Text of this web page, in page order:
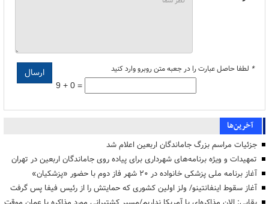
* لطفا حاصل عبارت را در جعبه متن روبرو وارد کنید
9 + 0 =
آخرین‌ها
جزئیات مراسم بزرگ جاماندگان اربعین اعلام شد
تمهیدات و ویژه برنامه‌های شهرداری برای پیاده روی جاماندگان اربعین در تهران
آغاز برنامه ملی پزشکی خانواده در ۲۰ شهر فاز دوم با حضور «پزشکیان»
آغاز سقوط اینفانتینو/ ولز اولین کشوری که حمایتش را از رئیس فیفا پس گرفت